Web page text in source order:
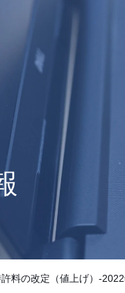
料の改定（値上げ）-